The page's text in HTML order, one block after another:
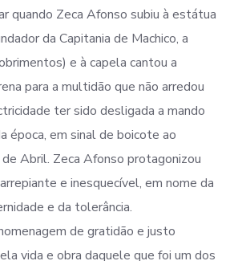
quando Zeca Afonso subiu à estátua
da Capitania de Machico, a
e à capela cantou a
para a multidão que não arredou
ter sido desligada a mando
época, em sinal de boicote ao
Abril. Zeca Afonso protagonizou
e inesquecível, em nome da
e da tolerância.
de gratidão e justo
vida e obra daquele que foi um dos